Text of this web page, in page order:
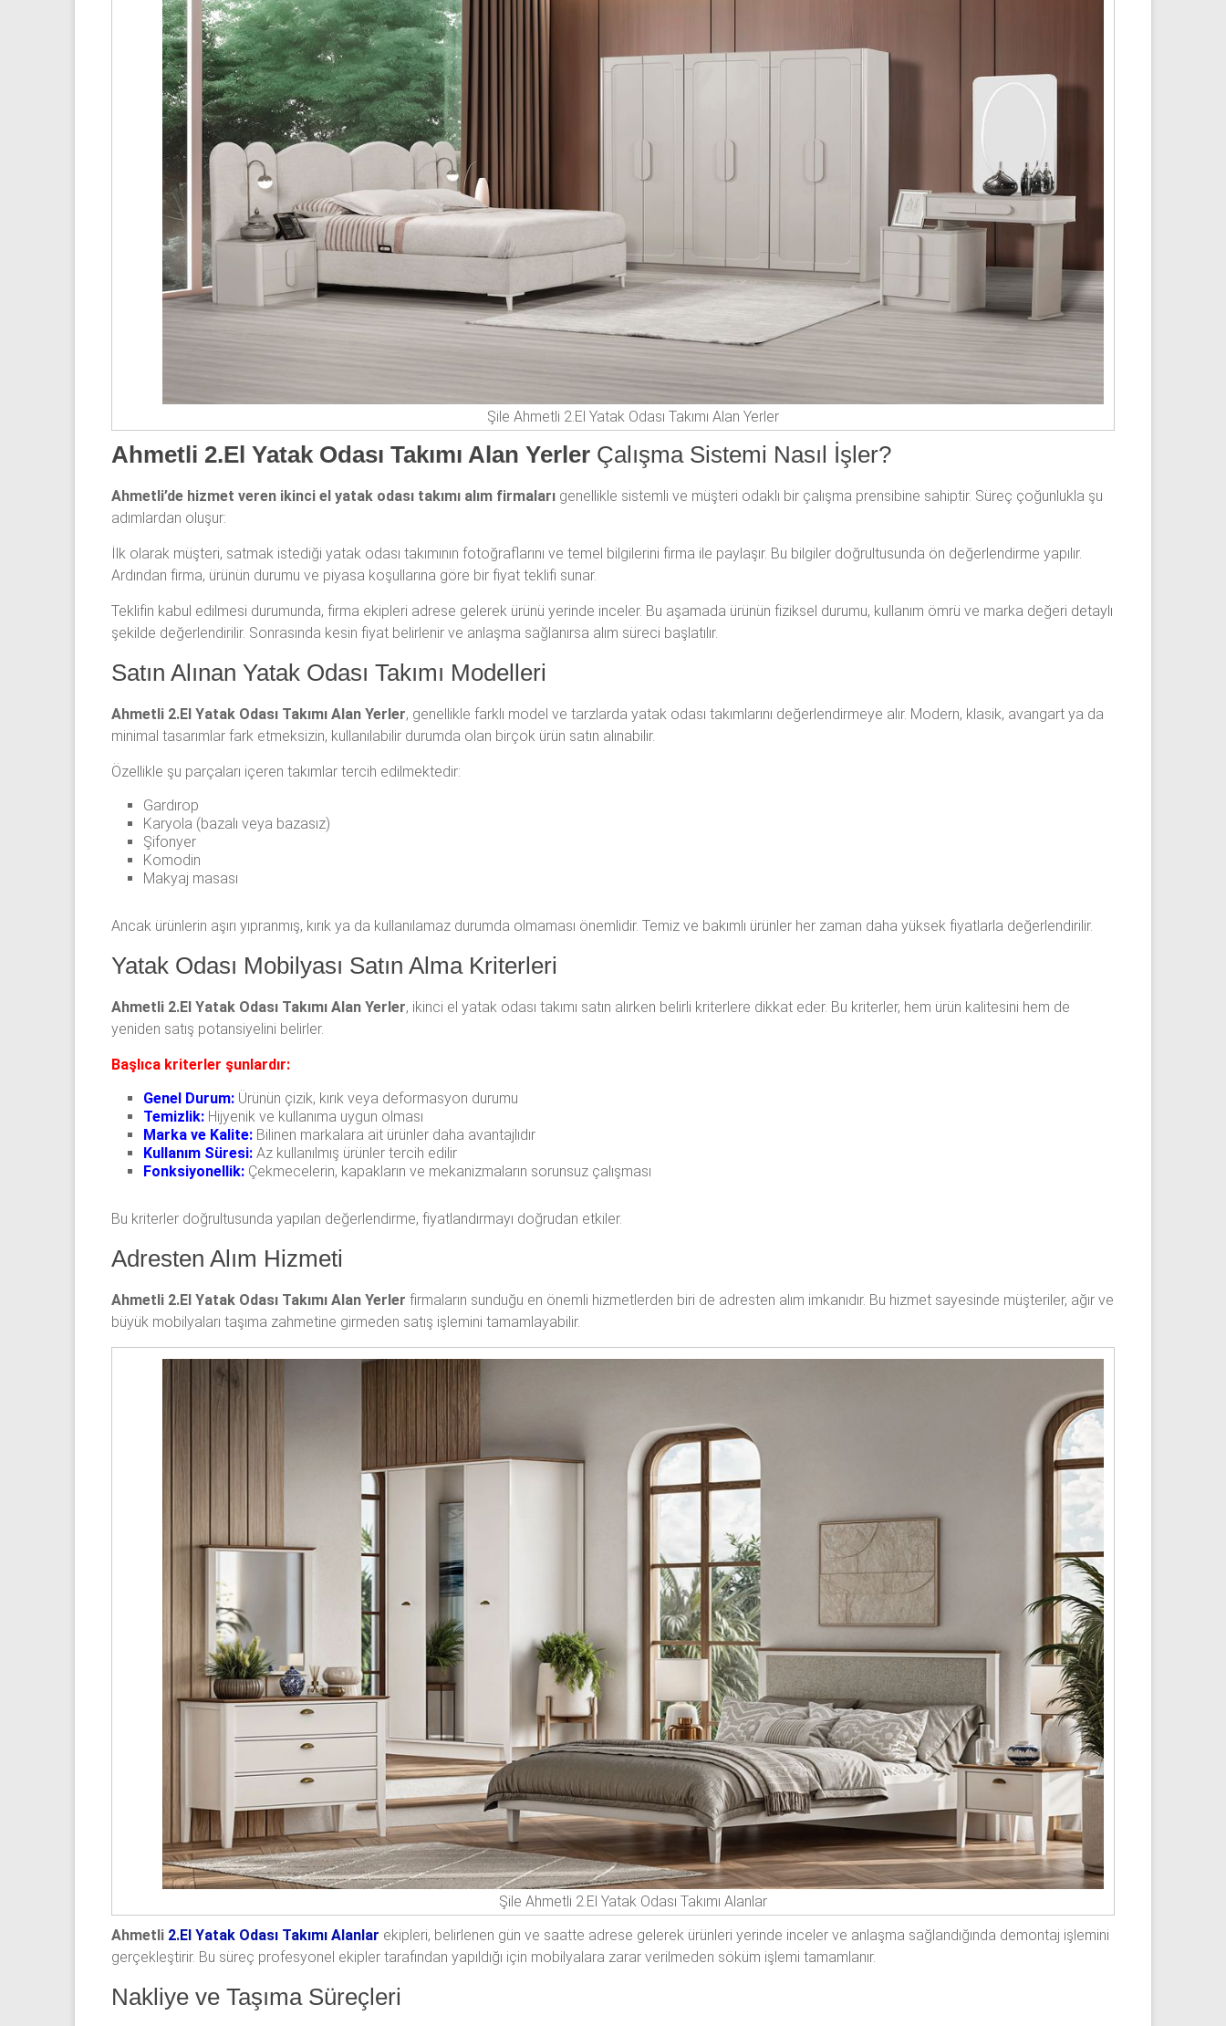
Şile Ahmetli 2.El Yatak Odası Takımı Alan Yerler
Ahmetli 2.El Yatak Odası Takımı Alan Yerler Çalışma Sistemi Nasıl İşler?
Ahmetli’de hizmet veren ikinci el yatak odası takımı alım firmaları genellikle sistemli ve müşteri odaklı bir çalışma prensibine sahiptir. Süreç çoğunlukla şu
adımlardan oluşur:
İlk olarak müşteri, satmak istediği yatak odası takımının fotoğraflarını ve temel bilgilerini firma ile paylaşır. Bu bilgiler doğrultusunda ön değerlendirme yapılır.
Ardından firma, ürünün durumu ve piyasa koşullarına göre bir fiyat teklifi sunar.
Teklifin kabul edilmesi durumunda, firma ekipleri adrese gelerek ürünü yerinde inceler. Bu aşamada ürünün fiziksel durumu, kullanım ömrü ve marka değeri detaylı
şekilde değerlendirilir. Sonrasında kesin fiyat belirlenir ve anlaşma sağlanırsa alım süreci başlatılır.
Satın Alınan Yatak Odası Takımı Modelleri
Ahmetli 2.El Yatak Odası Takımı Alan Yerler, genellikle farklı model ve tarzlarda yatak odası takımlarını değerlendirmeye alır. Modern, klasik, avangart ya da
minimal tasarımlar fark etmeksizin, kullanılabilir durumda olan birçok ürün satın alınabilir.
Özellikle şu parçaları içeren takımlar tercih edilmektedir:
Gardırop
Karyola (bazalı veya bazasız)
Şifonyer
Komodin
Makyaj masası
Ancak ürünlerin aşırı yıpranmış, kırık ya da kullanılamaz durumda olmaması önemlidir. Temiz ve bakımlı ürünler her zaman daha yüksek fiyatlarla değerlendirilir.
Yatak Odası Mobilyası Satın Alma Kriterleri
Ahmetli 2.El Yatak Odası Takımı Alan Yerler, ikinci el yatak odası takımı satın alırken belirli kriterlere dikkat eder. Bu kriterler, hem ürün kalitesini hem de
yeniden satış potansiyelini belirler.
Başlıca kriterler şunlardır:
Genel Durum: Ürünün çizik, kırık veya deformasyon durumu
Temizlik: Hijyenik ve kullanıma uygun olması
Marka ve Kalite: Bilinen markalara ait ürünler daha avantajlıdır
Kullanım Süresi: Az kullanılmış ürünler tercih edilir
Fonksiyonellik: Çekmecelerin, kapakların ve mekanizmaların sorunsuz çalışması
Bu kriterler doğrultusunda yapılan değerlendirme, fiyatlandırmayı doğrudan etkiler.
Adresten Alım Hizmeti
Ahmetli 2.El Yatak Odası Takımı Alan Yerler firmaların sunduğu en önemli hizmetlerden biri de adresten alım imkanıdır. Bu hizmet sayesinde müşteriler, ağır ve
büyük mobilyaları taşıma zahmetine girmeden satış işlemini tamamlayabilir.
Şile Ahmetli 2.El Yatak Odası Takımı Alanlar
Ahmetli 2.El Yatak Odası Takımı Alanlar ekipleri, belirlenen gün ve saatte adrese gelerek ürünleri yerinde inceler ve anlaşma sağlandığında demontaj işlemini
gerçekleştirir. Bu süreç profesyonel ekipler tarafından yapıldığı için mobilyalara zarar verilmeden söküm işlemi tamamlanır.
Nakliye ve Taşıma Süreçleri